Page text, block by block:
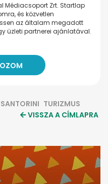
Médiacsoport Zrt. Startlap
és közvetlen
az általam megadott
üzleti partnerei ajánlatával.
SANTORINI TURIZMUS
VISSZA A CÍMLAPRA